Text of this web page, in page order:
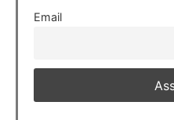
Email